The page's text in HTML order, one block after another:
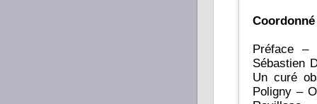
Préface –
Sébastien
Un curé
Poligny –